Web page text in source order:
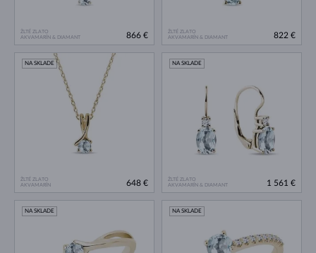
ŽLTÉ ZLATO
AKVAMARÍN & DIAMANT
866 €
ŽLTÉ ZLATO
AKVAMARÍN & DIAMANT
822 €
ŽLTÉ ZLATO
AKVAMARÍN
NA SKLADE
648 €
ŽLTÉ ZLATO
AKVAMARÍN & DIAMANT
NA SKLADE
1 561 €
NA SKLADE NA SKLADE